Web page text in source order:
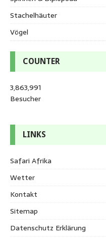
Stachelhäuter
Vögel
COUNTER
3,863,991
Besucher
LINKS
Safari Afrika
Wetter
Kontakt
Sitemap
Datenschutz Erklärung